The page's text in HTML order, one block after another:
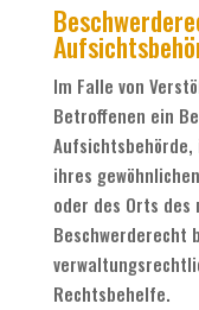
Im Falle von
Betroffenen ein
ihres
oder des Orts des
Beschwerderecht
Rechtsbehelfe.